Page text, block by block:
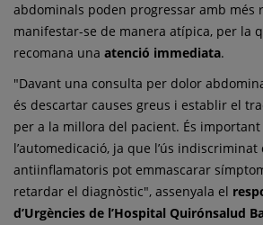
abdominals poden progressar amb més
manifestar-se de manera atípica, per la
recomana una atenció immediata.
"Davant una consulta per dolor
és descartar causes greus i establir el
per a la millora del pacient. És
l’automedicació, ja que l’ús indiscriminat
antiinflamatoris pot emmascarar
retardar el diagnòstic", assenyala el
d’Urgències de l’Hospital Quirónsalud